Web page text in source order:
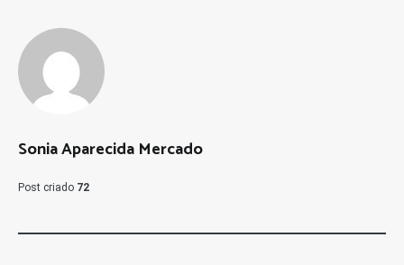
Sonia Aparecida Mercado
Post criado 72